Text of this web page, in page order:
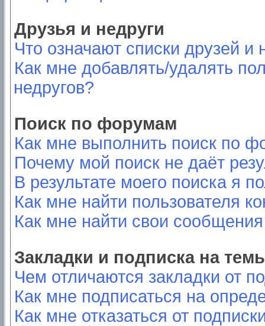
Друзья и недруги
Что означают списки друзей и
Как мне добавлять/удалять
недругов?
Поиск по форумам
Как мне выполнить поиск по
Почему мой поиск не даёт
В результате моего поиска я
Как мне найти пользователя
Как мне найти свои
Закладки и подписка на
Чем отличаются закладки от
Как мне подписаться на
Как мне отказаться от